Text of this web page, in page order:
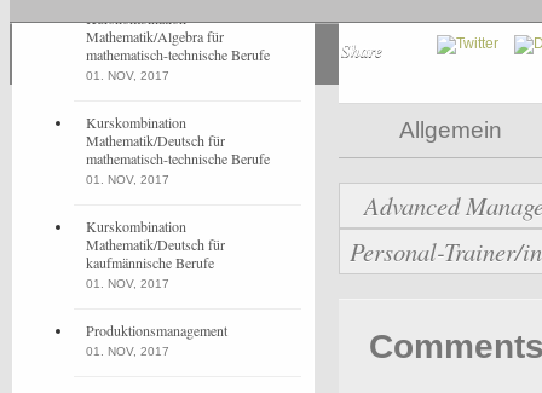
Share
Allgemein
Advanced
Personal-Trainer/
Kurskombination
Mathematik/Algebra für
mathematisch-technische Berufe
01. NOV, 2017
Kurskombination
Mathematik/Deutsch für
mathematisch-technische Berufe
01. NOV, 2017
Kurskombination
Mathematik/Deutsch für
kaufmännische Berufe
01. NOV, 2017
Produktionsmanagement
01. NOV, 2017